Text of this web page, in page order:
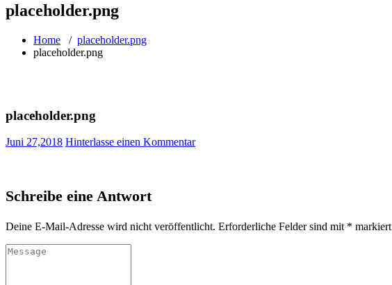
placeholder.png
Home / placeholder.png
placeholder.png
placeholder.png
Juni 27,2018 Hinterlasse einen Kommentar
Schreibe eine Antwort
Deine E-Mail-Adresse wird nicht veröffentlicht. Erforderliche Felder sind mit * markiert